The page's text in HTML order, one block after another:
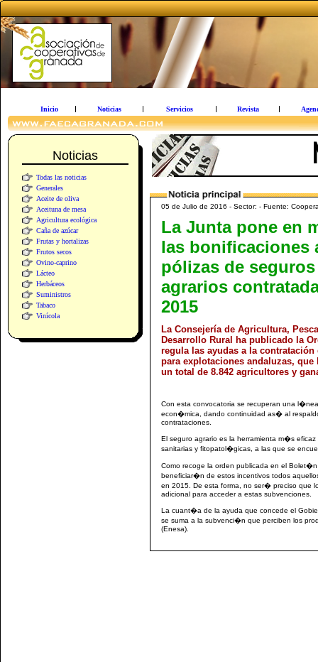
Inicio Noticias Servicios Revista
Noticias
Todas las noticias
Generales
Aceite de oliva
Aceituna de mesa
Agricultura ecológica
Caña de azúcar
Frutas y hortalizas
Frutos secos
Ovino-caprino
Lácteo
Herbáceos
Suministros
Tabaco
Vinícola
05 de Julio de 2016 - Sector: - Fuente:
La Junta pone en
las bonificaciones
pólizas de seguros
agrarios
2015
La Consejería de Agricultura,
Desarrollo Rural ha publicado la
regula las ayudas a la contratación
para explotaciones andaluzas, que
un total de 8.842 agricultores y
Con esta convocatoria se recuperan una
econ�mica, dando continuidad as� al
contrataciones.
El seguro agrario es la herramienta m�s
sanitarias y fitopatol�gicas, a las que se
Como recoge la orden publicada en el
beneficiar�n de estos incentivos todos
en 2015. De esta forma, no ser� preciso que
adicional para acceder a estas subvenciones.
La cuant�a de la ayuda que concede el
se suma a la subvenci�n que perciben los
(Enesa).